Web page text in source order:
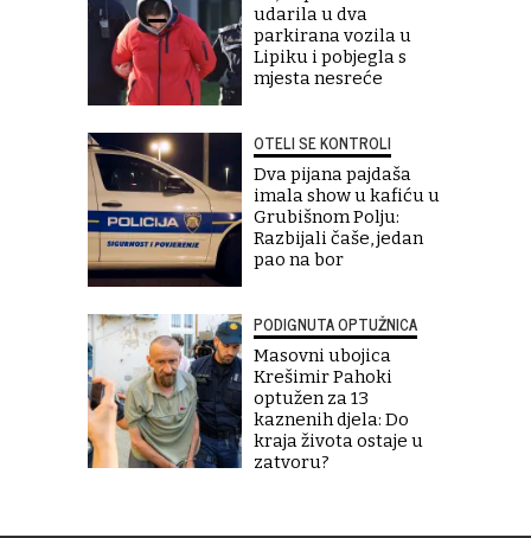
udarila u dva
parkirana vozila u
Lipiku i pobjegla s
mjesta nesreće
OTELI SE KONTROLI
Dva pijana pajdaša
imala show u kafiću u
Grubišnom Polju:
Razbijali čaše, jedan
pao na bor
PODIGNUTA OPTUŽNICA
Masovni ubojica
Krešimir Pahoki
optužen za 13
kaznenih djela: Do
kraja života ostaje u
zatvoru?